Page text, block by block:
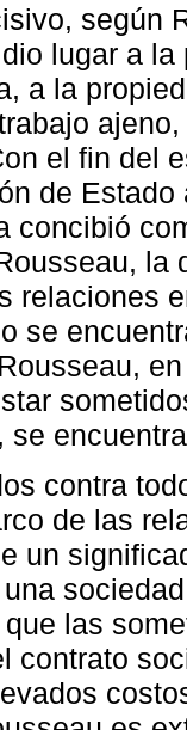
según
lugar a
a la
el fin del
de
concibió
la
relaciones
se
contra
de las
un
las
contrato